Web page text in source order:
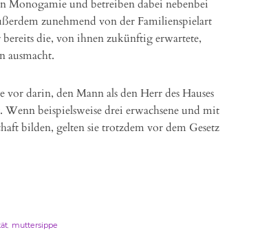
Monogamie und betreiben dabei nebenbei
zunehmend von der Familienspielart
die, von ihnen zukünftig erwartete,
ausmacht.
darin, den Mann als den Herr des Hauses
Wenn beispielsweise drei erwachsene und mit
bilden, gelten sie trotzdem vor dem Gesetz
, muttersippe